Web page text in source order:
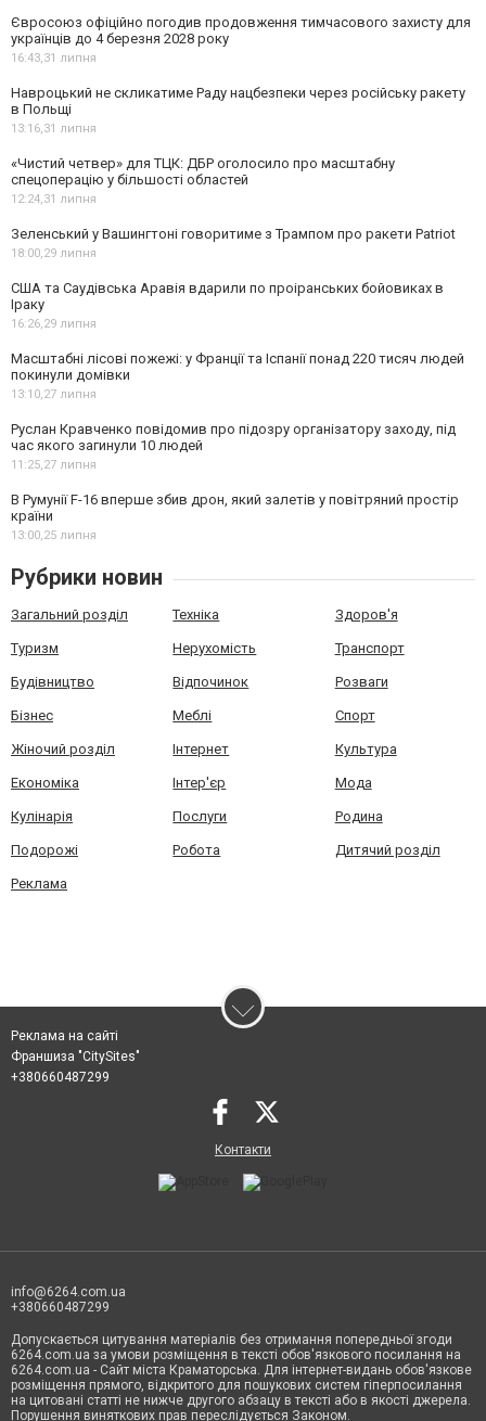
Євросоюз офіційно погодив продовження тимчасового захисту для
українців до 4 березня 2028 року
16:43,31 липня
Навроцький не скликатиме Раду нацбезпеки через російську ракету
в Польщі
13:16,31 липня
«Чистий четвер» для ТЦК: ДБР оголосило про масштабну
спецоперацію у більшості областей
12:24,31 липня
Зеленський у Вашингтоні говоритиме з Трампом про ракети Patriot
18:00,29 липня
США та Саудівська Аравія вдарили по проіранських бойовиках в
Іраку
16:26,29 липня
Масштабні лісові пожежі: у Франції та Іспанії понад 220 тисяч людей
покинули домівки
13:10,27 липня
Руслан Кравченко повідомив про підозру організатору заходу, під
час якого загинули 10 людей
11:25,27 липня
В Румунії F-16 вперше збив дрон, який залетів у повітряний простір
країни
13:00,25 липня
Рубрики новин
Загальний розділ Техніка Здоров'я
Туризм Нерухомість Транспорт
Будівництво Відпочинок Розваги
Бізнес Меблі Спорт
Жіночий розділ Інтернет Культура
Економіка Інтер'єр Мода
Кулінарія Послуги Родина
Подорожі Робота Дитячий розділ
Реклама
Реклама на сайті
Франшиза "CitySites"
+380660487299
Контакти
info@6264.com.ua
+380660487299
Допускається цитування матеріалів без отримання попередньої згоди
6264.com.ua за умови розміщення в тексті обов'язкового посилання на
6264.com.ua - Сайт міста Краматорська. Для інтернет-видань обов'язкове
розміщення прямого, відкритого для пошукових систем гіперпосилання
на цитовані статті не нижче другого абзацу в тексті або в якості джерела.
Порушення виняткових прав переслідується Законом.